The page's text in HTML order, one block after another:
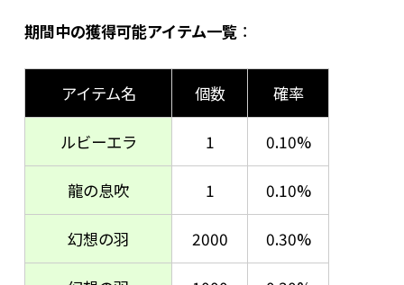
期間中の獲得可能アイテム一覧 ：
アイテム名 個数 確率
ルビーエラ 1 0.10%
龍の息吹 1 0.10%
幻想の羽 2000 0.30%